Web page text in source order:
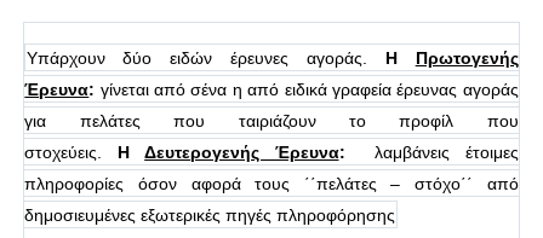
Υπάρχουν δύο ειδών έρευνες αγοράς. Η Πρωτογενής
Έρευνα: γίνεται από σένα η από ειδικά γραφεία έρευνας αγοράς
για πελάτες που ταιριάζουν το προφίλ που
στοχεύεις. ΗΔευτερογενής Έρευνα: λαμβάνεις έτοιμες
πληροφορίες όσον αφορά τους ΄΄πελάτες – στόχο΄΄ από
δημοσιευμένες εξωτερικές πηγές πληροφόρησης